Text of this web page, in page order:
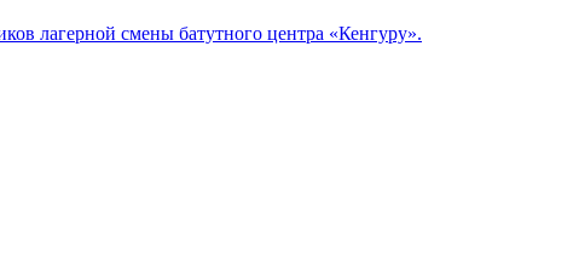
лагерной смены батутного центра «Кенгуру».